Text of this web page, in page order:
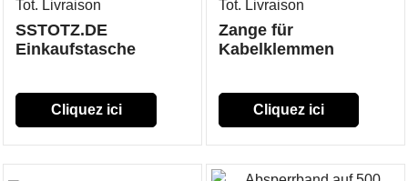
Tot. Livraison
SSTOTZ.DE
Einkaufstasche
Cliquez ici
Tot. Livraison
Zange für
Kabelklemmen
Cliquez ici